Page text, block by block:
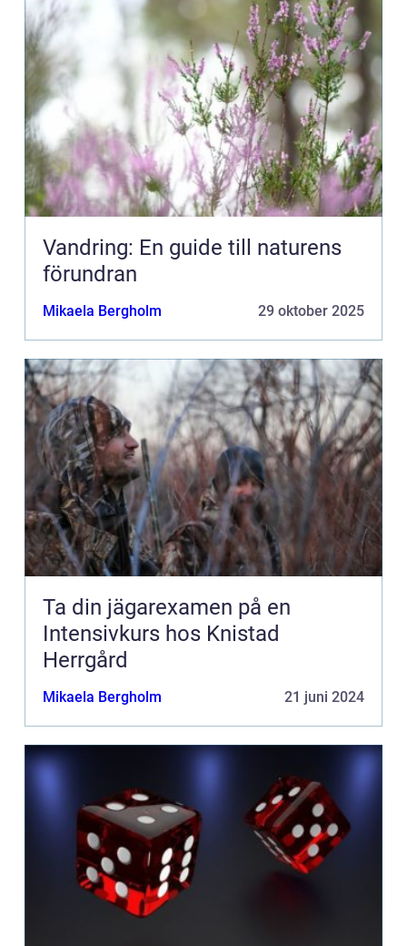
Vandring: En guide till naturens
förundran
Mikaela Bergholm 29 oktober 2025
Ta din jägarexamen på en
Intensivkurs hos Knistad
Herrgård
Mikaela Bergholm 21 juni 2024